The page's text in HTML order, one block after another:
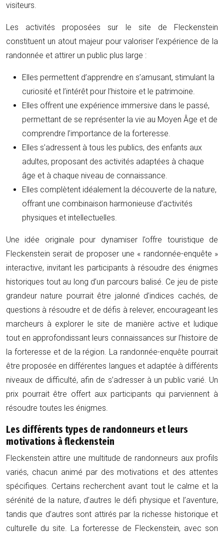
visiteurs.
Les activités proposées sur le site de Fleckenstein
constituent un atout majeur pour valoriser l’expérience de la
randonnée et attirer un public plus large :
Elles permettent d’apprendre en s’amusant, stimulant la
curiosité et l’intérêt pour l’histoire et le patrimoine.
Elles offrent une expérience immersive dans le passé,
permettant de se représenter la vie au Moyen Âge et de
comprendre l’importance de la forteresse.
Elles s’adressent à tous les publics, des enfants aux
adultes, proposant des activités adaptées à chaque
âge et à chaque niveau de connaissance.
Elles complètent idéalement la découverte de la nature,
offrant une combinaison harmonieuse d’activités
physiques et intellectuelles.
Une idée originale pour dynamiser l’offre touristique de
Fleckenstein serait de proposer une « randonnée-enquête »
interactive, invitant les participants à résoudre des énigmes
historiques tout au long d’un parcours balisé. Ce jeu de piste
grandeur nature pourrait être jalonné d’indices cachés, de
questions à résoudre et de défis à relever, encourageant les
marcheurs à explorer le site de manière active et ludique
tout en approfondissant leurs connaissances sur l’histoire de
la forteresse et de la région. La randonnée-enquête pourrait
être proposée en différentes langues et adaptée à différents
niveaux de difficulté, afin de s’adresser à un public varié. Un
prix pourrait être offert aux participants qui parviennent à
résoudre toutes les énigmes.
Les différents types de randonneurs et leurs
motivations à fleckenstein
Fleckenstein attire une multitude de randonneurs aux profils
variés, chacun animé par des motivations et des attentes
spécifiques. Certains recherchent avant tout le calme et la
sérénité de la nature, d’autres le défi physique et l’aventure,
tandis que d’autres sont attirés par la richesse historique et
culturelle du site. La forteresse de Fleckenstein, avec son